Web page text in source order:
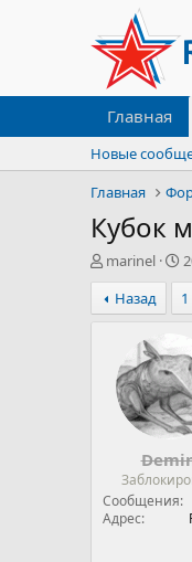
Главная
Новые
Главная
Кубок
А
в
т
о
marinel
Д
а
т
а
а
ч
а
л
а
Назад
1
Сообщения
Адрес